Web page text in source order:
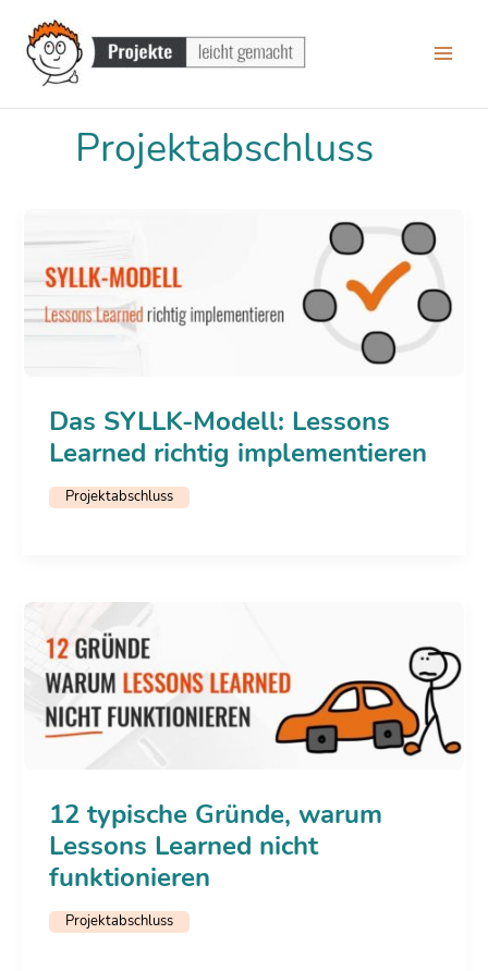
Inhalt
springen
Projektabschluss
Das SYLLK-Modell: Lessons
Learned richtig implementieren
Projektabschluss
12 typische Gründe, warum
Lessons Learned nicht
funktionieren
Projektabschluss